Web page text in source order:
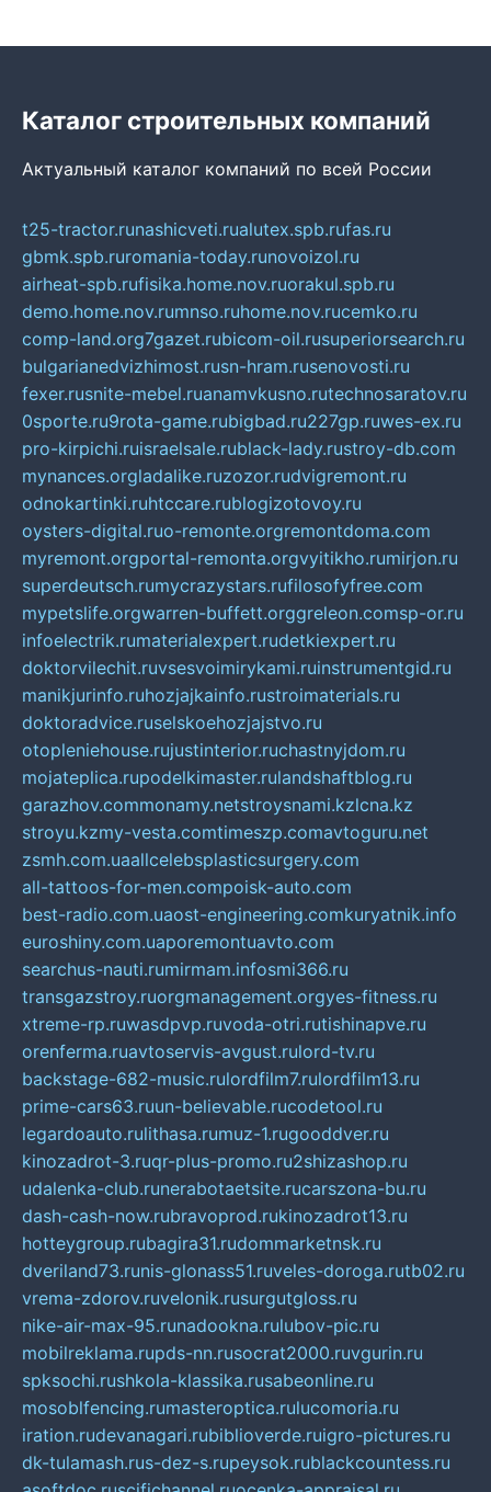
Каталог строительных компаний
Актуальный каталог компаний по всей России
t25-tractor.runashicveti.rualutex.spb.rufas.ru
gbmk.spb.ruromania-today.runovoizol.ru
airheat-spb.rufisika.home.nov.ruorakul.spb.ru
demo.home.nov.rumnso.ruhome.nov.rucemko.ru
comp-land.org7gazet.rubicom-oil.rusuperiorsearch.ru
bulgarianedvizhimost.rusn-hram.rusenovosti.ru
fexer.rusnite-mebel.ruanamvkusno.rutechnosaratov.ru
0sporte.ru9rota-game.rubigbad.ru227gp.ruwes-ex.ru
pro-kirpichi.ruisraelsale.rublack-lady.rustroy-db.com
mynances.orgladalike.ruzozor.rudvigremont.ru
odnokartinki.ruhtccare.rublogizotovoy.ru
oysters-digital.ruo-remonte.orgremontdoma.com
myremont.orgportal-remonta.orgvyitikho.rumirjon.ru
superdeutsch.rumycrazystars.rufilosofyfree.com
mypetslife.orgwarren-buffett.orggreleon.comsp-or.ru
infoelectrik.rumaterialexpert.rudetkiexpert.ru
doktorvilechit.ruvsesvoimirykami.ruinstrumentgid.ru
manikjurinfo.ruhozjajkainfo.rustroimaterials.ru
doktoradvice.ruselskoehozjajstvo.ru
otopleniehouse.rujustinterior.ruchastnyjdom.ru
mojateplica.rupodelkimaster.rulandshaftblog.ru
garazhov.commonamy.netstroysnami.kzlcna.kz
stroyu.kzmy-vesta.comtimeszp.comavtoguru.net
zsmh.com.uaallcelebsplasticsurgery.com
all-tattoos-for-men.compoisk-auto.com
best-radio.com.uaost-engineering.comkuryatnik.info
euroshiny.com.uaporemontuavto.com
searchus-nauti.rumirmam.infosmi366.ru
transgazstroy.ruorgmanagement.orgyes-fitness.ru
xtreme-rp.ruwasdpvp.ruvoda-otri.rutishinapve.ru
orenferma.ruavtoservis-avgust.rulord-tv.ru
backstage-682-music.rulordfilm7.rulordfilm13.ru
prime-cars63.ruun-believable.rucodetool.ru
legardoauto.rulithasa.rumuz-1.rugooddver.ru
kinozadrot-3.ruqr-plus-promo.ru2shizashop.ru
udalenka-club.runerabotaetsite.rucarszona-bu.ru
dash-cash-now.rubravoprod.rukinozadrot13.ru
hotteygroup.rubagira31.rudommarketnsk.ru
dveriland73.runis-glonass51.ruveles-doroga.rutb02.ru
vrema-zdorov.ruvelonik.rusurgutgloss.ru
nike-air-max-95.runadookna.rulubov-pic.ru
mobilreklama.rupds-nn.rusocrat2000.ruvgurin.ru
spksochi.rushkola-klassika.rusabeonline.ru
mosoblfencing.rumasteroptica.rulucomoria.ru
iration.rudevanagari.rubiblioverde.ruigro-pictures.ru
dk-tulamash.rus-dez-s.rupeysok.rublackcountess.ru